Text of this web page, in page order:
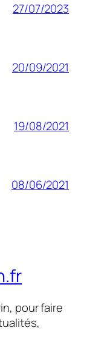
27/07/2023
20/09/2021
19/08/2021
08/06/2021
pour faire